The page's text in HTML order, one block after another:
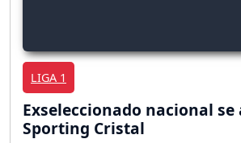
LIGA 1
Exseleccionado nacional se
Sporting Cristal